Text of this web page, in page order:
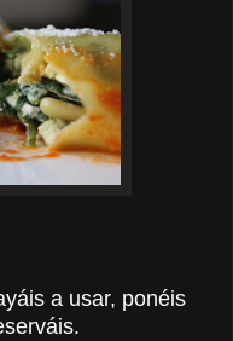
a usar, ponéis